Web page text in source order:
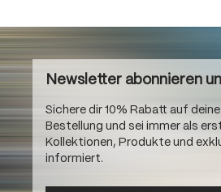
Newsletter abonnieren
Sichere dir 10% Rabatt auf
Bestellung und sei immer als
Kollektionen, Produkte und
informiert.